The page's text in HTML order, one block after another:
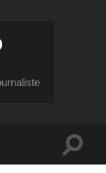
Toggle